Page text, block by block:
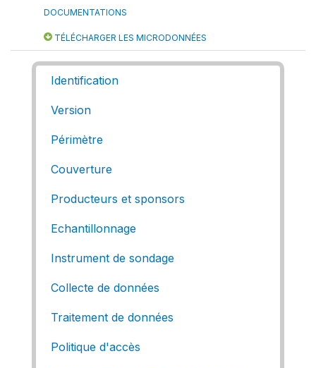
DOCUMENTATIONS
TÉLÉCHARGER LES MICRODONNÉES
Identification
Version
Périmètre
Couverture
Producteurs et sponsors
Echantillonnage
Instrument de sondage
Collecte de données
Traitement de données
Politique d'accès